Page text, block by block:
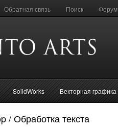
Обратная связь Поиск Форум
SolidWorks Векторная графика
/ Обработка текста